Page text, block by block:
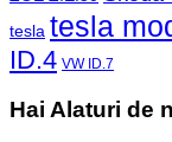
tesla tesla
ID.4 VW ID.7
Hai Alaturi de